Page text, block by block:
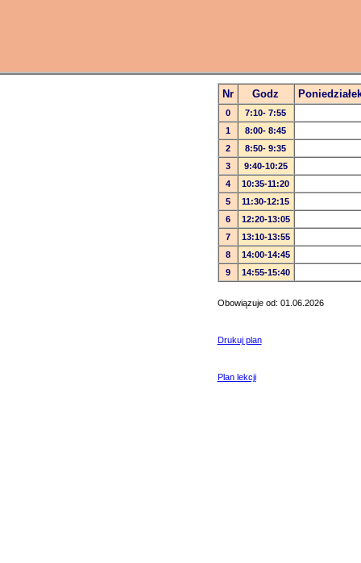
Nr Godz
0
7:10- 7:55
1
8:00- 8:45
2
8:50- 9:35
3
9:40-10:25
4
10:35-11:20
5
11:30-12:15
6
12:20-13:05
7
13:10-13:55
8
14:00-14:45
9
14:55-15:40
Obowiązuje od: 01.06.2026
Drukuj plan
Plan lekcji